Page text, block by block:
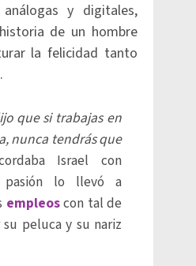
y digitales,
de un hombre
la felicidad tanto
que si trabajas en
nunca tendrás que
Israel con
pasión lo llevó a
empleoscon tal de
su peluca y su nariz